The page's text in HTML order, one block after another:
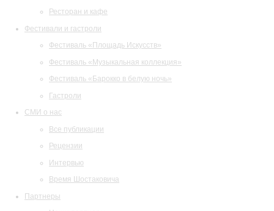
Ресторан и кафе
Фестивали и гастроли
Фестиваль «Площадь Искусств»
Фестиваль «Музыкальная коллекция»
Фестиваль «Барокко в белую ночь»
Гастроли
СМИ о нас
Все публикации
Рецензии
Интервью
Время Шостаковича
Партнеры